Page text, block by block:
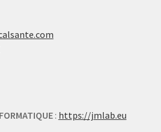
: https://jmlab.eu